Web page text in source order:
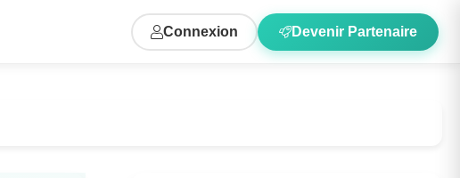
Connexion Devenir Partenaire